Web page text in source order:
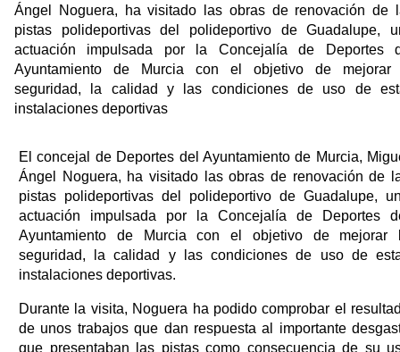
Ángel Noguera, ha visitado las obras de renovación de
pistas polideportivas del polideportivo de Guadalupe,
actuación impulsada por la Concejalía de Deportes
Ayuntamiento de Murcia con el objetivo de mejorar
seguridad, la calidad y las condiciones de uso de
instalaciones deportivas
El concejal de Deportes del Ayuntamiento de Murcia,
Ángel Noguera, ha visitado las obras de renovación de
pistas polideportivas del polideportivo de Guadalupe,
actuación impulsada por la Concejalía de Deportes
Ayuntamiento de Murcia con el objetivo de mejorar
seguridad, la calidad y las condiciones de uso de
instalaciones deportivas.
Durante la visita, Noguera ha podido comprobar el
de unos trabajos que dan respuesta al importante
que presentaban las pistas como consecuencia de su